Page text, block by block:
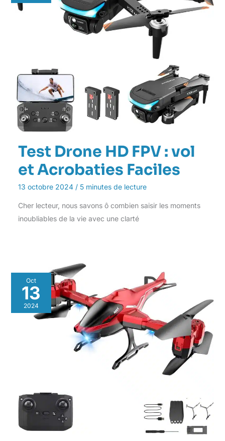
Test Drone HD FPV : vol
et Acrobaties Faciles
13 octobre 2024 / 5 minutes de lecture
Cher lecteur, nous savons ô combien saisir les moments
inoubliables de la vie avec une clarté
Oct
13
2024